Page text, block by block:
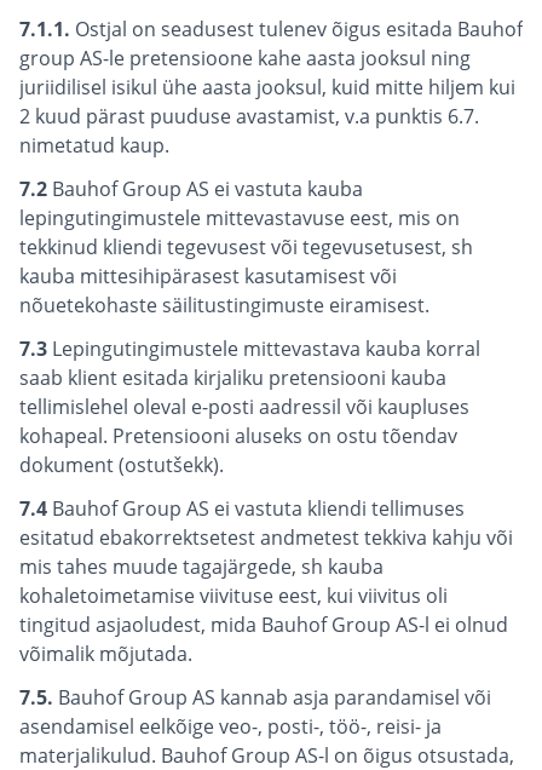
7.1.1. Ostjal on seadusest tulenev õigus esitada Bauhof
group AS-le pretensioone kahe aasta jooksul ning
juriidilisel isikul ühe aasta jooksul, kuid mitte hiljem kui
2 kuud pärast puuduse avastamist, v.a punktis 6.7.
nimetatud kaup.
7.2 Bauhof Group AS ei vastuta kauba
lepingutingimustele mittevastavuse eest, mis on
tekkinud kliendi tegevusest või tegevusetusest, sh
kauba mittesihipärasest kasutamisest või
nõuetekohaste säilitustingimuste eiramisest.
7.3 Lepingutingimustele mittevastava kauba korral
saab klient esitada kirjaliku pretensiooni kauba
tellimislehel oleval e-posti aadressil või kaupluses
kohapeal. Pretensiooni aluseks on ostu tõendav
dokument (ostutšekk).
7.4 Bauhof Group AS ei vastuta kliendi tellimuses
esitatud ebakorrektsetest andmetest tekkiva kahju või
mis tahes muude tagajärgede, sh kauba
kohaletoimetamise viivituse eest, kui viivitus oli
tingitud asjaoludest, mida Bauhof Group AS-l ei olnud
võimalik mõjutada.
7.5. Bauhof Group AS kannab asja parandamisel või
asendamisel eelkõige veo-, posti-, töö-, reisi- ja
materjalikulud. Bauhof Group AS-l on õigus otsustada,